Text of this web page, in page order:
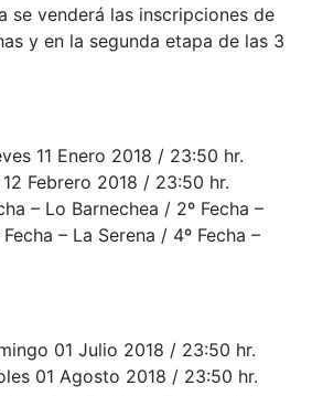
se venderá las inscripciones de
y en la segunda etapa de las 3
11 Enero 2018 / 23:50 hr.
Febrero 2018 / 23:50 hr.
– Lo Barnechea / 2º Fecha –
– La Serena / 4º Fecha –
01 Julio 2018 / 23:50 hr.
01 Agosto 2018 / 23:50 hr.